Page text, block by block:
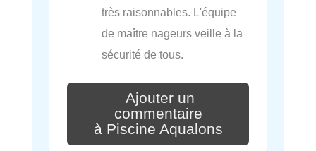
très raisonnables. L'équipe
de maître nageurs veille à la
sécurité de tous.
Ajouter un
commentaire
à Piscine Aqualons